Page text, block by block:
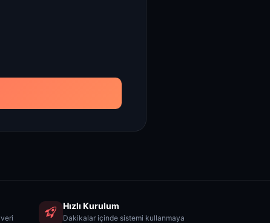
Hızlı Kurulum
Dakikalar içinde sistemi kullanmaya